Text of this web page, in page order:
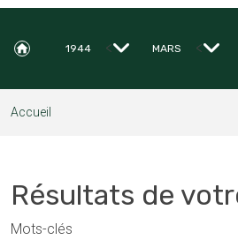
1944 < MARS <
Accueil
Résultats de
Mots-clés